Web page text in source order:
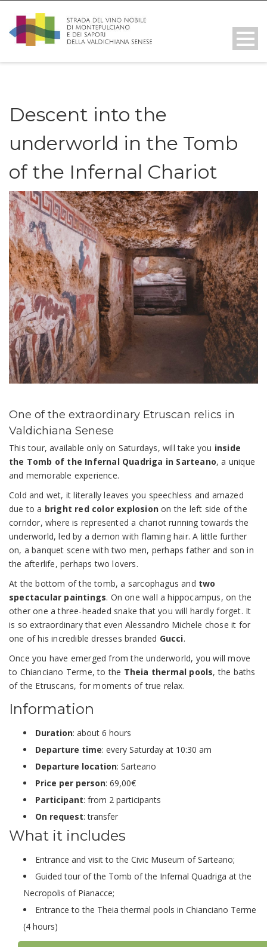
Descent into the
underworld in the Tomb
of the Infernal Chariot
One of the extraordinary Etruscan relics in
Valdichiana Senese
This tour, available only on Saturdays, will take you inside
the Tomb of the Infernal Quadriga in Sarteano, a unique
and memorable experience.
Cold and wet, it literally leaves you speechless and amazed
due to a bright red color explosion on the left side of the
corridor, where is represented a chariot running towards the
underworld, led by a demon with flaming hair. A little further
on, a banquet scene with two men, perhaps father and son in
the afterlife, perhaps two lovers.
At the bottom of the tomb, a sarcophagus and two
spectacular paintings. On one wall a hippocampus, on the
other one a three-headed snake that you will hardly forget. It
is so extraordinary that even Alessandro Michele chose it for
one of his incredible dresses branded Gucci.
Once you have emerged from the underworld, you will move
to Chianciano Terme, to the Theia thermal pools, the baths
of the Etruscans, for moments of true relax.
Information
Duration: about 6 hours
Departure time: every Saturday at 10:30 am
Departure location: Sarteano
Price per person: 69,00€
Participant: from 2 participants
On request: transfer
What it includes
Entrance and visit to the Civic Museum of Sarteano;
Guided tour of the Tomb of the Infernal Quadriga at the
Necropolis of Pianacce;
Entrance to the Theia thermal pools in Chianciano Terme
(4 hours)